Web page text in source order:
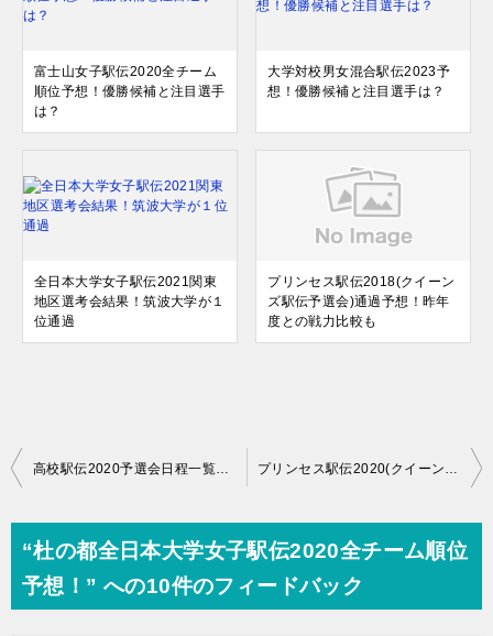
富士山女子駅伝2020全チーム
順位予想！優勝候補と注目選手
は？
大学対校男女混合駅伝2023予
想！優勝候補と注目選手は？
全日本大学女子駅伝2021関東
地区選考会結果！筑波大学が１
位通過
プリンセス駅伝2018(クイーン
ズ駅伝予選会)通過予想！昨年
度との戦力比較も
投
ビ
ゲ
“杜の都全日本大学女子駅伝2020全チーム順位
予想！” への10件のフィードバック